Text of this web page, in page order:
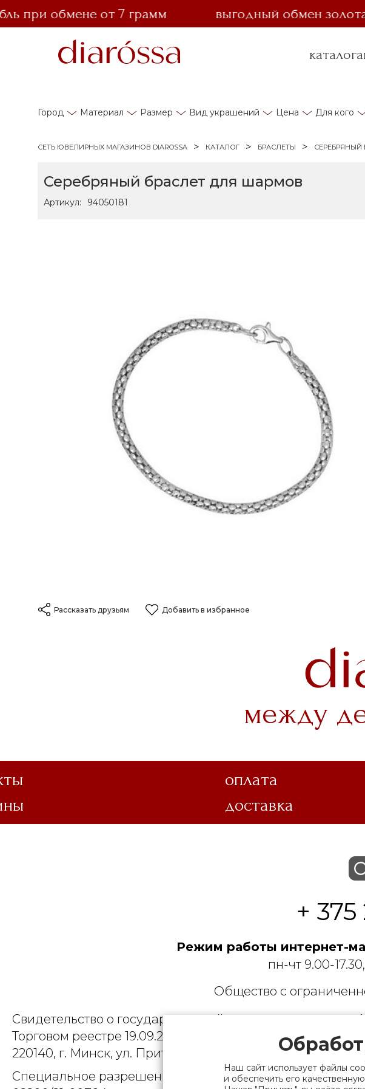
обмене от 7 грамм выгодный обмен золота
каталог
Город Материал Размер Вид украшений Цена Для кого
СЕТЬ ЮВЕЛИРНЫХ МАГАЗИНОВ DIAROSSA КАТАЛОГ БРАСЛЕТЫ
Серебряный браслет для шармов
Артикул: 94050181
Рассказать друзьям Добавить в избранное
между
оплата
доставка
+
Режим работы интернет-
пн-чт 9.00-
Общество с
Свидетельство о государственной регистрации
Торговом реестре 19.09.2025, № 758300. Юридический
220140, г. Минск, ул. Притыцкого, д.79, пом. 9
Специальное разрешение (лицензия) на
Наш сайт использует файлы
и обеспечить его